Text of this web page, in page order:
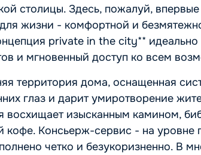
столицы. Здесь, пожалуй,
жизни - комфортной и
private in the city**
и мгновенный доступ ко всем
территория дома, оснащенная
глаз и дарит умиротворение
восхищает изысканным камином,
кофе. Консьерж-сервис - на уровне
четко и безукоризненно. В